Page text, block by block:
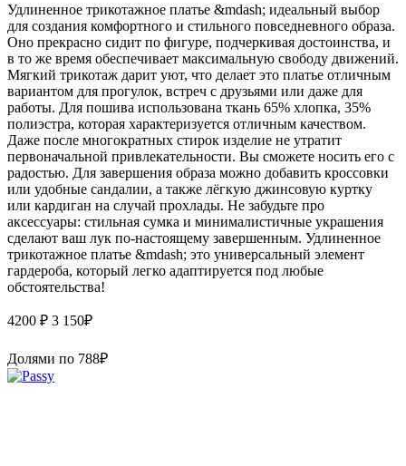
Удлиненное трикотажное платье &mdash; идеальный выбор
для создания комфортного и стильного повседневного образа.
Оно прекрасно сидит по фигуре, подчеркивая достоинства, и
в то же время обеспечивает максимальную свободу движений.
Мягкий трикотаж дарит уют, что делает это платье отличным
вариантом для прогулок, встреч с друзьями или даже для
работы. Для пошива использована ткань 65% хлопка, 35%
полиэстра, которая характеризуется отличным качеством.
Даже после многократных стирок изделие не утратит
первоначальной привлекательности. Вы сможете носить его с
радостью. Для завершения образа можно добавить кроссовки
или удобные сандалии, а также лёгкую джинсовую куртку
или кардиган на случай прохлады. Не забудьте про
аксессуары: стильная сумка и минималистичные украшения
сделают ваш лук по-настоящему завершенным. Удлиненное
трикотажное платье &mdash; это универсальный элемент
гардероба, который легко адаптируется под любые
обстоятельства!
4200 ₽ 3 150₽
Долями по 788₽